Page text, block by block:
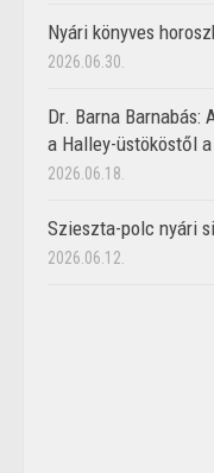
Nyári könyves
2026.06.30.
Dr. Barna Barnabás:
a Halley-üstököstől
2026.06.18.
Szieszta-polc nyári
2026.06.12.